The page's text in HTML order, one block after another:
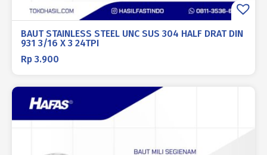
BAUT STAINLESS STEEL UNC SUS 304 HALF DRAT DIN
931 3/16 X 3 24TPI
Rp 3.900